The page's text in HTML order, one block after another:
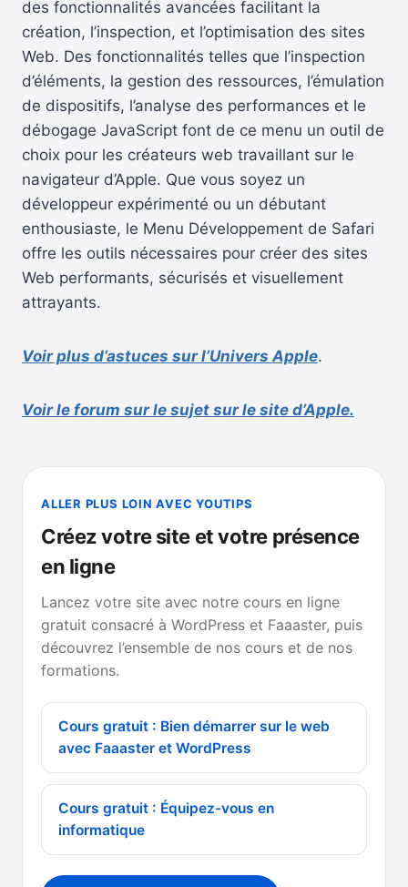
des fonctionnalités avancées facilitant la
création, l’inspection, et l’optimisation des sites
Web. Des fonctionnalités telles que l’inspection
d’éléments, la gestion des ressources, l’émulation
de dispositifs, l’analyse des performances et le
débogage JavaScript font de ce menu un outil de
choix pour les créateurs web travaillant sur le
navigateur d’Apple. Que vous soyez un
développeur expérimenté ou un débutant
enthousiaste, le Menu Développement de Safari
offre les outils nécessaires pour créer des sites
Web performants, sécurisés et visuellement
attrayants.
Voir plus d’astuces sur l’Univers Apple.
Voir le forum sur le sujet sur le site d’Apple.
ALLER PLUS LOIN AVEC YOUTIPS
Créez votre site et votre présence
en ligne
Lancez votre site avec notre cours en ligne
gratuit consacré à WordPress et Faaaster, puis
découvrez l’ensemble de nos cours et de nos
formations.
Cours gratuit : Bien démarrer sur le web
avec Faaaster et WordPress
Cours gratuit : Équipez-vous en
informatique